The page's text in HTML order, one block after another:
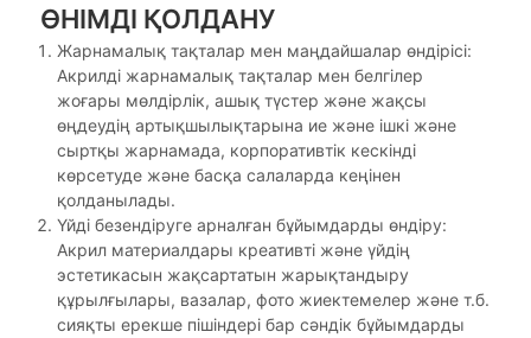
ӨНІМДІ ҚОЛДАНУ
Жарнамалық тақталар мен маңдайшалар өндірісі:
Акрилді жарнамалық тақталар мен белгілер
жоғары мөлдірлік, ашық түстер және жақсы
өңдеудің артықшылықтарына ие және ішкі және
сыртқы жарнамада, корпоративтік кескінді
көрсетуде және басқа салаларда кеңінен
қолданылады.
Үйді безендіруге арналған бұйымдарды өндіру:
Акрил материалдары креативті және үйдің
эстетикасын жақсартатын жарықтандыру
құрылғылары, вазалар, фото жиектемелер және т.б.
сияқты ерекше пішіндері бар сәндік бұйымдарды